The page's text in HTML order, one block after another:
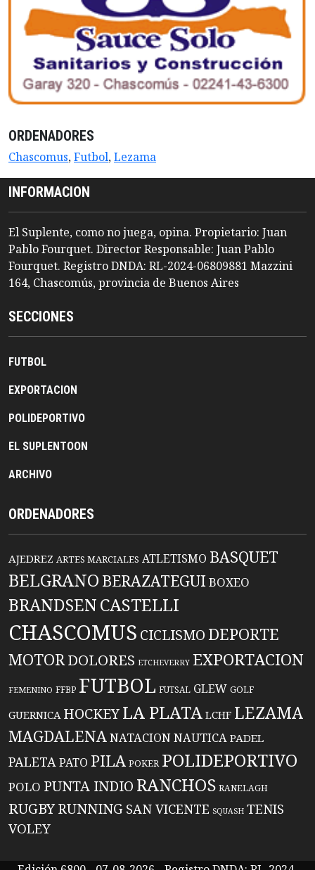
ORDENADORES
Chascomus,Futbol,Lezama
INFORMACION
El Suplente, como no juega, opina. Propietario: Juan
Pablo Fourquet. Director Responsable: Juan Pablo
Fourquet. Registro DNDA: RL-2024-06809881 Mazzini
164, Chascomús, provincia de Buenos Aires
SECCIONES
FUTBOL
EXPORTACION
POLIDEPORTIVO
EL SUPLENTOON
ARCHIVO
ORDENADORES
AJEDREZ ARTES MARCIALES ATLETISMO BASQUET
BELGRANO BERAZATEGUIBOXEO
BRANDSENCASTELLI
CHASCOMUS CICLISMO DEPORTE
MOTORDOLORES ETCHEVERRY EXPORTACION
FEMENINO FFBP FUTBOL FUTSAL GLEW GOLF
GUERNICA HOCKEYLA PLATA LCHF LEZAMA
MAGDALENANATACIONNAUTICA PADEL
PALETAPATO PILA POKER POLIDEPORTIVO
POLO PUNTA INDIO RANCHOS RANELAGH
RUGBYRUNNING SAN VICENTE SQUASH TENIS
VOLEY